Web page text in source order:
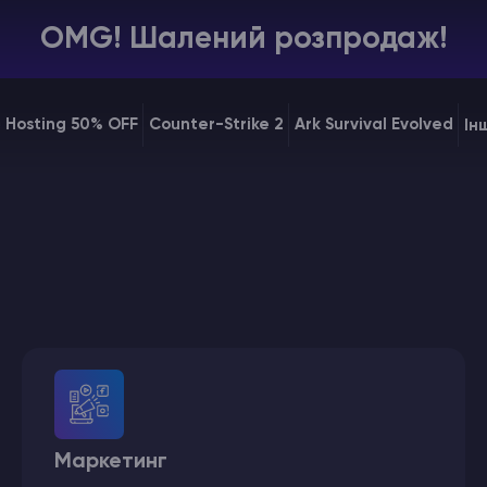
OMG! Шалений розпродаж!
Hosting 50% OFF Counter-Strike 2 Ark Survival Evolved
Маркетинг